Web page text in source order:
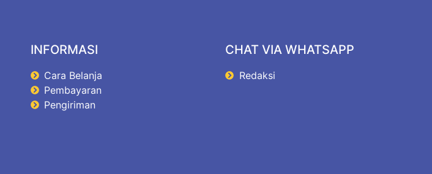
INFORMASI
Cara Belanja
Pembayaran
Pengiriman
CHAT VIA WHATSAPP
Redaksi